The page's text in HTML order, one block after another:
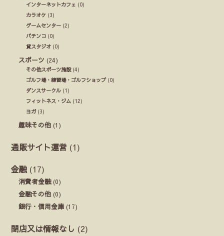
インターネットカフェ (0)
カラオケ (3)
ゲームセンター (2)
パチンコ (0)
貸スタジオ (0)
スポーツ (24)
その他スポーツ施設(4)
ゴルフ場・練習場・ゴルフショップ(0)
ダンスサークル (1)
フィットネス・ジム (12)
ヨガ (3)
趣味その他 (1)
通販サイト運営 (1)
金融 (17)
消費者金融(0)
金融その他 (0)
銀行・信用金庫 (17)
閉店又は情報なし (2)